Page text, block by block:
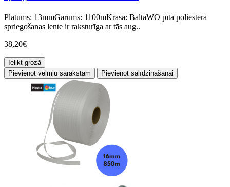
Platums: 13mmGarums: 1100mKrāsa: BaltaWO pītā poliestera
spriegošanas lente ir raksturīga ar tās aug..
38,20€
Ielikt grozā
Pievienot vēlmju sarakstam
Pievienot salīdzināšanai